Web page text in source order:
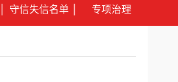
守信失信名单 专项治理